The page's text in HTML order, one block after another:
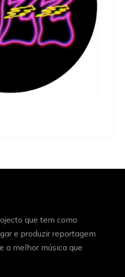
que tem como
e produzir reportagem
a melhor música que